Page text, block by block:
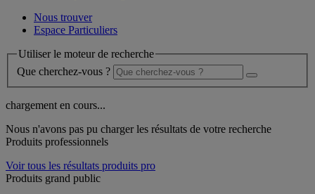
Nous trouver
Espace Particuliers
Utiliser le moteur de recherche
Que cherchez-vous ?
chargement en cours...
Nous n'avons pas pu charger les résultats de votre recherche
Produits professionnels
Voir tous les résultats produits pro
Produits grand public